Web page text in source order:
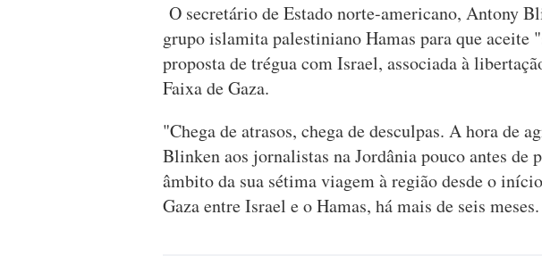
O secretário de Estado norte-americano, Antony
grupo islamita palestiniano Hamas para que aceite
proposta de trégua com Israel, associada à
Faixa de Gaza.
"Chega de atrasos, chega de desculpas. A hora de
Blinken aos jornalistas na Jordânia pouco antes de
âmbito da sua sétima viagem à região desde o
Gaza entre Israel e o Hamas, há mais de seis meses.